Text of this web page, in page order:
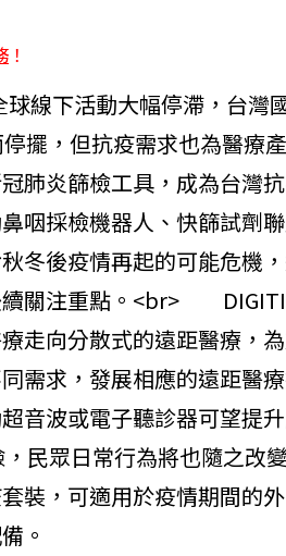
！
線下活動大幅停滯，台灣
擺，但抗疫需求也為醫療
肺炎篩檢工具，成為台灣
咽採檢機器人、快篩試劑
冬後疫情再起的可能危機
續關注重點。<br>
走向分散式的遠距醫療，
需求，發展相應的遠距醫
音波或電子聽診器可望提
眾日常行為將也隨之改
裝，可適用於疫情期間的
。